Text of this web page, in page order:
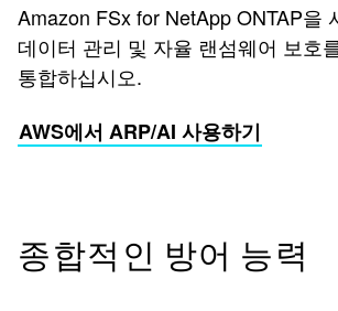
Amazon FSx for NetApp ONTAP을
데이터 관리 및 자율 랜섬웨어 보호
통합하십시오.
AWS에서 ARP/AI 사용하기
종합적인 방어 능력